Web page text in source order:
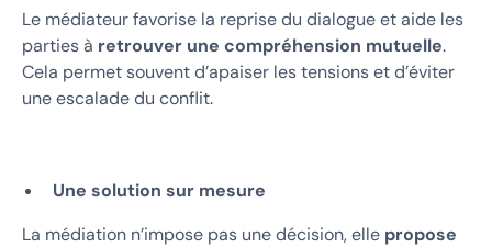
Le médiateur favorise la reprise du dialogue et aide les
parties à retrouver une compréhension mutuelle.
Cela permet souvent d’apaiser les tensions et d’éviter
une escalade du conflit.
Une solution sur mesure
La médiation n’impose pas une décision, elle propose